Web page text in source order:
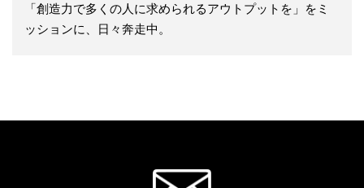
「創造力で多くの人に求められるアウトプットを」をミ
ッションに、日々奔走中。